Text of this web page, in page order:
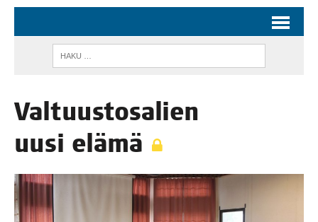
Val­tuus­to­sa­lien
uusi elämä